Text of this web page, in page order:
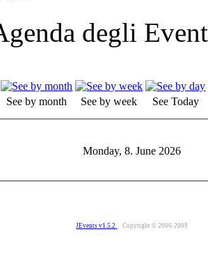
degli
See by month See by week
See Today
Monday, 8. June 2026
JEvents v1.5.2 Copyright © 2006-2009